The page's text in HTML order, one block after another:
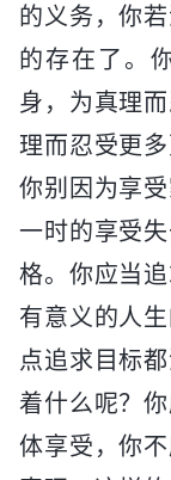
的义务，你
的存在了。
身，为真理
理而忍受更
你别因为享
一时的享受
格。你应当
有意义的人
点追求目标
着什么呢？
体享受，你